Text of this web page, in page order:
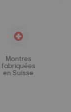
Montres
fabriquées
en Suisse